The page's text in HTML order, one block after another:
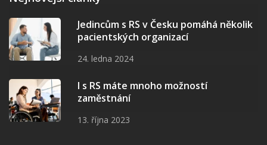
Jedincům s RS v Česku pomáhá několik
pacientských organizací
24. ledna 2024
I s RS máte mnoho možností
zaměstnání
13. října 2023